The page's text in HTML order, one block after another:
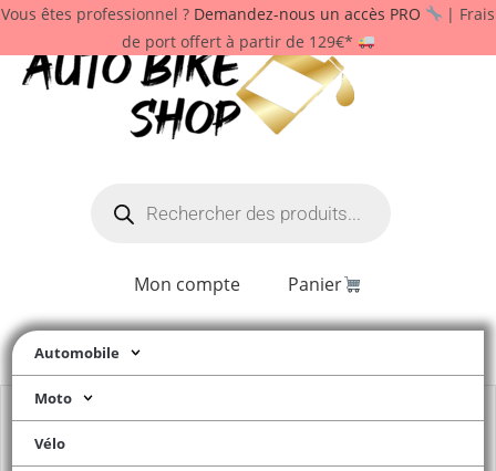
Vous êtes professionnel ? Demandez-nous un accès PRO
| Frais
de port offert à partir de 129€*
Mon compte Panier
Automobile
Moto
Vélo